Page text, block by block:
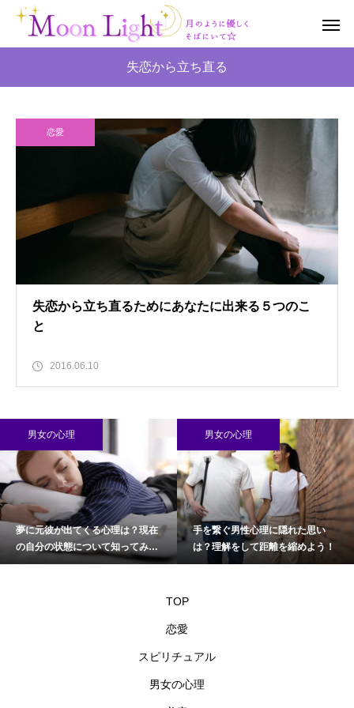
失恋から立ち直る
恋愛
失恋から立ち直るためにあなたに出来る５つのこ
と
2016.06.10
男女の心理
夢に元彼が出てくる心理は？現在
の自分の状態について知ってみよ
う
男女の心理
手を繋ぐ男性心理に隠れた思い
は？理解をして距離を縮めよう！
TOP
恋愛
スピリチュアル
男女の心理